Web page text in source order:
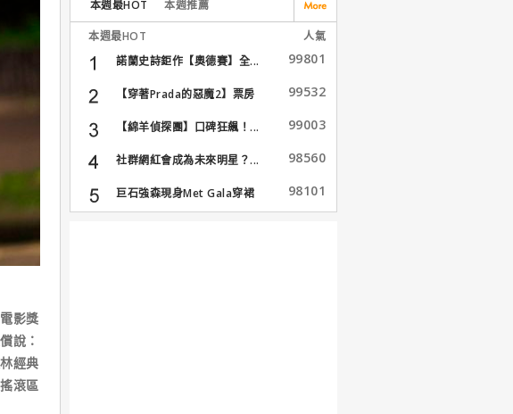
影獎
說：
經典
滾區
本週最HOT 本週推薦
本週最HOT
人氣
諾蘭史詩鉅作【奧德賽】全...
99801
【穿著Prada的惡魔2】票房
99532
【綿羊偵探團】口碑狂飆！... 99003
社群網紅會成為未來明星？... 98560
巨石強森現身Met Gala穿裙
子...
98101